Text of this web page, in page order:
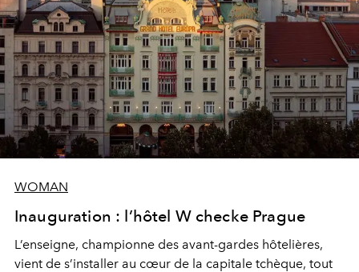
WOMAN
Inauguration : l’hôtel W checke Prague
L’enseigne, championne des avant-gardes hôtelières,
vient de s’installer au cœur de la capitale tchèque, tout